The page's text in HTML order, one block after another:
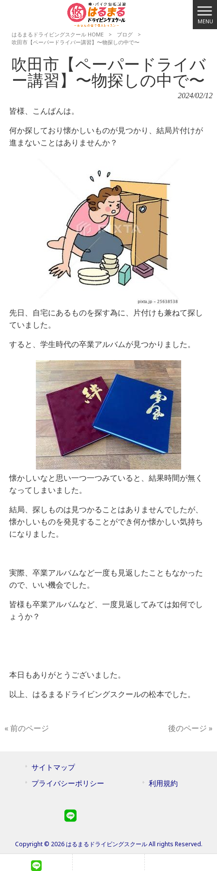
MENU
はるまるドライビングスクール HOME
> ブログ
>
吹田市【ペーパードライバー講習】〜物探しの中で〜
吹田市【ペーパードライバ
ー講習】〜物探しの中で〜
2024/02/12
皆様、こんばんは。
何か探しており懐かしいものが見つかり、結局片付けが
進まないことはありませんか？
先日、自宅にあるものを探す為に、片付けも兼ねて探し
ていました。
すると、学生時代の卒業アルバムが見つかりました。
懐かしいなと思い一つ一つみていると、結果時間が無く
なってしまいました。
結局、探しものは見つかることはありませんでしたが、
懐かしいものを発見することができ何か懐かしい気持ち
になりました。
実際、卒業アルバムなど一度も見返したこともなかった
ので、いい機会でした。
皆様も卒業アルバムなど、一度見返してみては如何でし
ょうか？
本日もありがとうございました。
以上、はるまるドライビングスクールの松本でした。
« 前のページ 後のページ »
サイトマップ
プライバシーポリシー
利用規約
Copyright © 2026 はるまるドライビングスクール All rights Reserved.